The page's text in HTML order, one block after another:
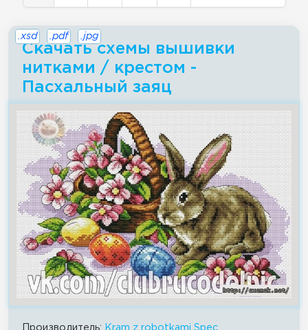
Скачать схемы вышивки
нитками / крестом -
Пасхальный заяц
.xsd .pdf .jpg
Производитель:
Kram z robotkami Spec